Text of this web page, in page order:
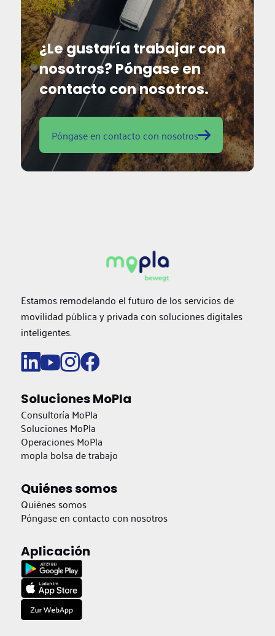
¿Le gustaría trabajar con
nosotros? Póngase en
contacto con nosotros.
Póngase en contacto con nosotros
Estamos remodelando el futuro de los servicios de
movilidad pública y privada con soluciones digitales
inteligentes.
Soluciones MoPla
Consultoría MoPla
Soluciones MoPla
Operaciones MoPla
mopla bolsa de trabajo
Quiénes somos
Quiénes somos
Póngase en contacto con nosotros
Aplicación